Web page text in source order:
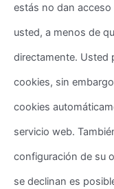
estás no dan
usted, a menos de
directamente. Usted
cookies, sin
cookies
servicio web.
configuración de su
se declinan es